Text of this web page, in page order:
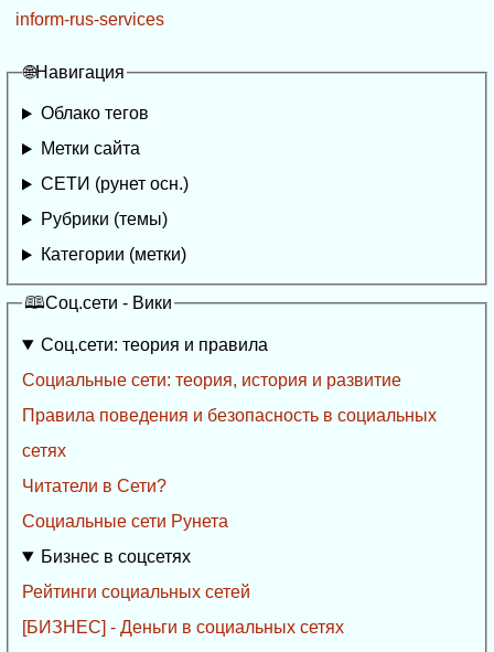
inform-rus-services
🌐Навигация
Облако тегов
Метки сайта
СЕТИ (рунет осн.)
Рубрики (темы)
Категории (метки)
🕮Соц.сети - Вики
Соц.сети: теория и правила
Социальные сети: теория, история и развитие
Правила поведения и безопасность в социальных
сетях
Читатели в Сети?
Социальные сети Рунета
Бизнес в соцсетях
Рейтинги социальных сетей
[БИЗНЕС] - Деньги в социальных сетях